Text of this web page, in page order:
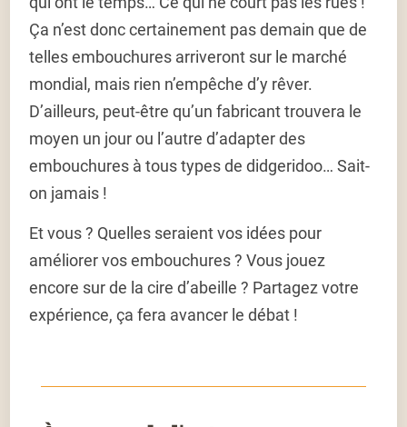
Ça n’est donc certainement pas demain que de
telles embouchures arriveront sur le marché
mondial, mais rien n’empêche d’y rêver.
D’ailleurs, peut-être qu’un fabricant trouvera le
moyen un jour ou l’autre d’adapter des
embouchures à tous types de didgeridoo… Sait-
on jamais !
Et vous ? Quelles seraient vos idées pour
améliorer vos embouchures ? Vous jouez
encore sur de la cire d’abeille ? Partagez votre
expérience, ça fera avancer le débat !